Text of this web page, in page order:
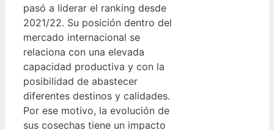
pasó a liderar el ranking desde
2021/22. Su posición dentro del
mercado internacional se
relaciona con una elevada
capacidad productiva y con la
posibilidad de abastecer
diferentes destinos y calidades.
Por ese motivo, la evolución de
sus cosechas tiene un impacto